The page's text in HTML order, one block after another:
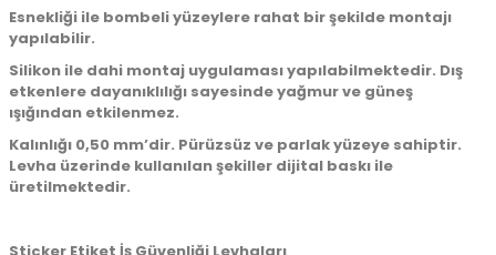
Esnekliği ile bombeli yüzeylere rahat bir şekilde montajı
yapılabilir.
Silikon ile dahi montaj uygulaması yapılabilmektedir. Dış
etkenlere dayanıklılığı sayesinde yağmur ve güneş
ışığından etkilenmez.
Kalınlığı 0,50 mm’dir. Pürüzsüz ve parlak yüzeye sahiptir.
Levha üzerinde kullanılan şekiller dijital baskı ile
üretilmektedir.